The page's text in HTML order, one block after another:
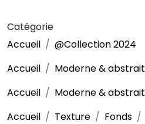
Catégorie
Accueil
@Collection 2024
Accueil
Moderne & abstrait
Accueil
Moderne & abstrait
Accueil
Texture Fonds